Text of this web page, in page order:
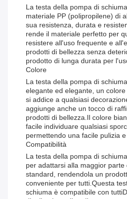
La testa della pompa di
materiale PP (polipropilene) di
sua resistenza, durata e
rende il materiale perfetto per
resistere all'uso frequente e
prodotti di bellezza senza
prodotto di lunga durata per
Colore
La testa della pompa di
elegante ed elegante, un
si addice a qualsiasi
aggiunge anche un tocco di
prodotti di bellezza.Il colore
facile individuare qualsiasi
permettendo una facile pulizia
Compatibilità
La testa della pompa di
per adattarsi alla maggior parte
standard, rendendola un
conveniente per tutti.Questa
schiuma è compatibile con